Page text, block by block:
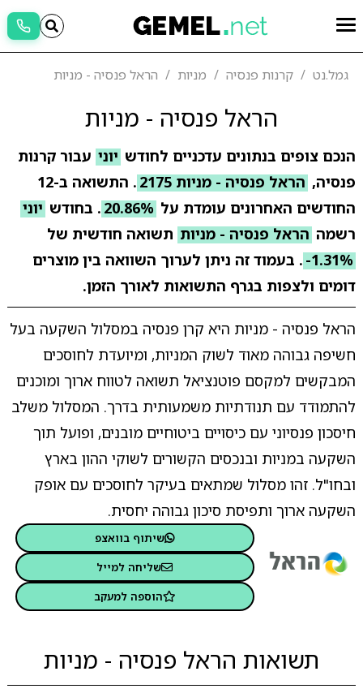
גמל.נט קרנות פנסיה מניות הראל פנסיה - מניות
הראל פנסיה - מניות
הנכם צופים בנתונים עדכניים לחודש יוני עבור קרנות
פנסיה, הראל פנסיה - מניות 2175
. התשואה ב-12
החודשים האחרונים עומדת על 20.86% . בחודש יוני
רשמה הראל פנסיה - מניות תשואה חודשית של
-1.31% . בעמוד זה ניתן לערוך השוואה בין מוצרים
דומים ולצפות בגרף התשואות לאורך הזמן.
הראל פנסיה - מניות היא קרן פנסיה במסלול השקעה בעל
חשיפה גבוהה מאוד לשוק המניות, ומיועדת לחוסכים
המבקשים למקסם פוטנציאל תשואה לטווח ארוך ומוכנים
להתמודד עם תנודתיות משמעותית בדרך. המסלול משלב
חיסכון פנסיוני עם כיסויים ביטוחיים מובנים, ופועל תוך
השקעה במניות ובנכסים הקשורים לשוקי ההון בארץ
ובחו"ל. זהו מסלול שמתאים בעיקר לחוסכים עם אופק
השקעה ארוך ותפיסת סיכון גבוהה יחסית.
שיתוף בוואצפ
שליחה למייל
הוספה למעקב
תשואות הראל פנסיה - מניות